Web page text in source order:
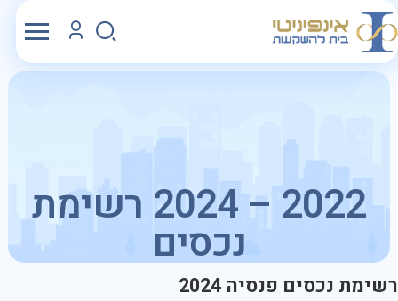
2022 – 2024 רשימת
נכסים
רשימת נכסים פנסיה 2024